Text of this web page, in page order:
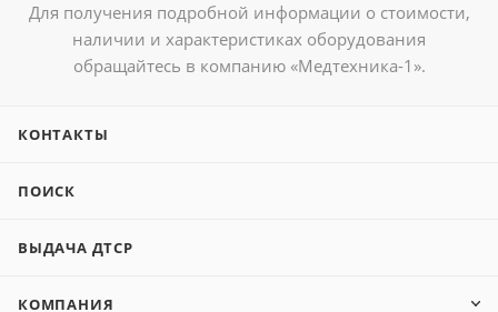
Для получения подробной информации о стоимости,
наличии и характеристиках оборудования
обращайтесь в компанию «Медтехника-1».
КОНТАКТЫ
ПОИСК
ВЫДАЧА ДТСР
КОМПАНИЯ